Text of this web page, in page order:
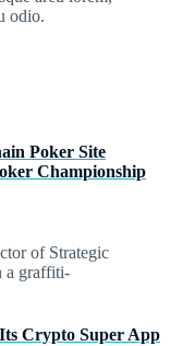
odio.
Poker Site
Championship
Crypto Super App